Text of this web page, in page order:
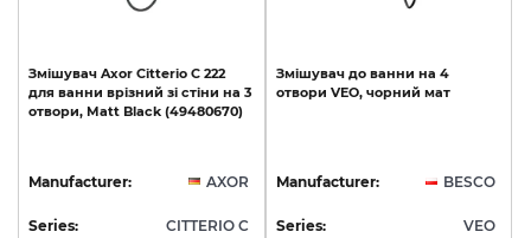
Змішувач Axor Citterio C 222
для ванни врізний зі стіни на 3
отвори, Matt Black (49480670)
Manufacturer: AXOR
Series: CITTERIO C
Змішувач до ванни на 4
отвори VEO, чорний мат
Manufacturer: BESCO
Series: VEO